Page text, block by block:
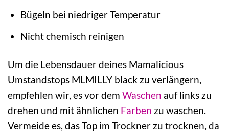
Bügeln bei niedriger Temperatur
Nicht chemisch reinigen
Um die Lebensdauer deines Mamalicious
Umstandstops MLMILLY black zu verlängern,
empfehlen wir, es vor dem Waschen auf links zu
drehen und mit ähnlichen Farben zu waschen.
Vermeide es, das Top im Trockner zu trocknen, da